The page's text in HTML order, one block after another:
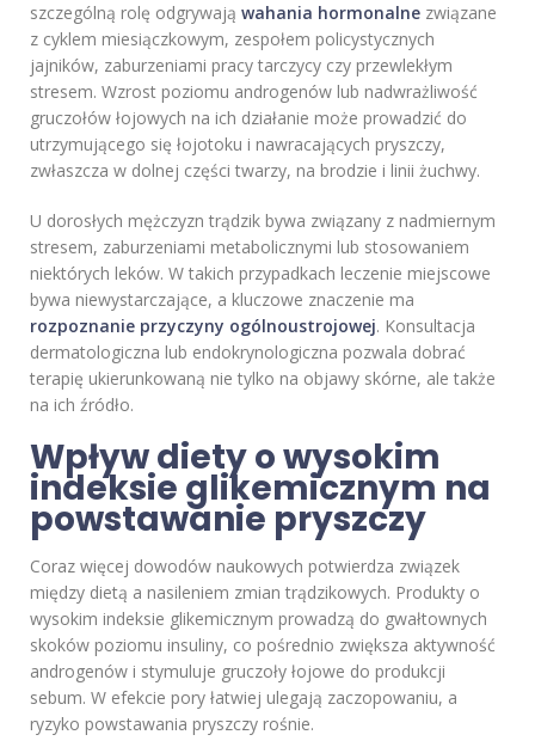
szczególną rolę odgrywają wahania hormonalne związane
z cyklem miesiączkowym, zespołem policystycznych
jajników, zaburzeniami pracy tarczycy czy przewlekłym
stresem. Wzrost poziomu androgenów lub nadwrażliwość
gruczołów łojowych na ich działanie może prowadzić do
utrzymującego się łojotoku i nawracających pryszczy,
zwłaszcza w dolnej części twarzy, na brodzie i linii żuchwy.
U dorosłych mężczyzn trądzik bywa związany z nadmiernym
stresem, zaburzeniami metabolicznymi lub stosowaniem
niektórych leków. W takich przypadkach leczenie miejscowe
bywa niewystarczające, a kluczowe znaczenie ma
rozpoznanie przyczyny ogólnoustrojowej. Konsultacja
dermatologiczna lub endokrynologiczna pozwala dobrać
terapię ukierunkowaną nie tylko na objawy skórne, ale także
na ich źródło.
Wpływ diety o wysokim
indeksie glikemicznym na
powstawanie pryszczy
Coraz więcej dowodów naukowych potwierdza związek
między dietą a nasileniem zmian trądzikowych. Produkty o
wysokim indeksie glikemicznym prowadzą do gwałtownych
skoków poziomu insuliny, co pośrednio zwiększa aktywność
androgenów i stymuluje gruczoły łojowe do produkcji
sebum. W efekcie pory łatwiej ulegają zaczopowaniu, a
ryzyko powstawania pryszczy rośnie.